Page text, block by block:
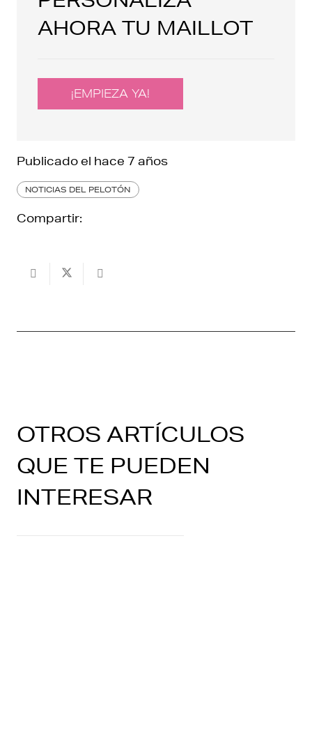
AHORA TU MAILLOT
¡EMPIEZA YA!
Publicado el hace 7 años
NOTICIAS DEL PELOTÓN
Compartir:
OTROS ARTÍCULOS
QUE TE PUEDEN
INTERESAR